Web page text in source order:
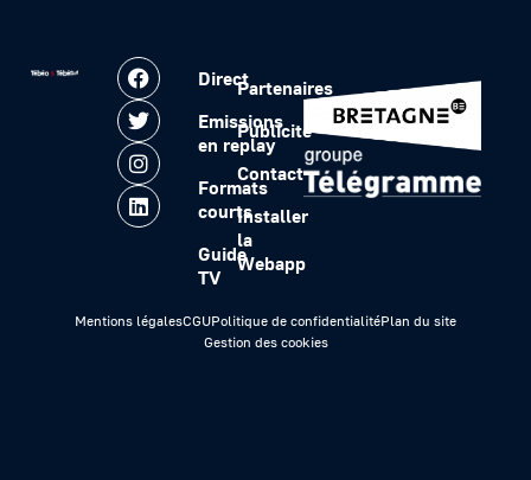
Direct
Emissions
en replay
Formats
courts
Guide
TV
Partenaires
Publicité
Contact
Installer
la
Webapp
Mentions légalesCGUPolitique de confidentialitéPlan du site
Gestion des cookies